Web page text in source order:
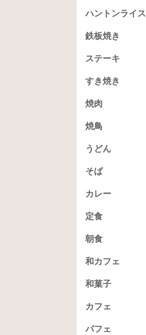
ハントンライス
鉄板焼き
ステーキ
すき焼き
焼肉
焼鳥
うどん
そば
カレー
定食
朝食
和カフェ
和菓子
カフェ
パフェ